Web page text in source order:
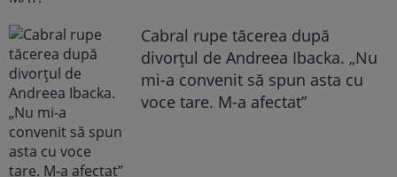
Cabral rupe tăcerea după
divorțul de Andreea Ibacka. „Nu
mi-a convenit să spun asta cu
voce tare. M-a afectat”